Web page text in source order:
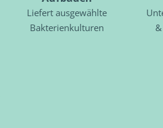
Liefert ausgewählte
Bakterienkulturen